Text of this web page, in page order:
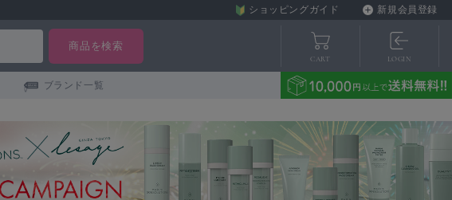
ショッピングガイド 新規会員登録
CART LOGIN
ブランド一覧